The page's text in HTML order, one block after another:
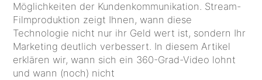
Möglichkeiten der Kundenkommunikation. Stream-
Filmproduktion zeigt Ihnen, wann diese
Technologie nicht nur ihr Geld wert ist, sondern Ihr
Marketing deutlich verbessert. In diesem Artikel
erklären wir, wann sich ein 360-Grad-Video lohnt
und wann (noch) nicht